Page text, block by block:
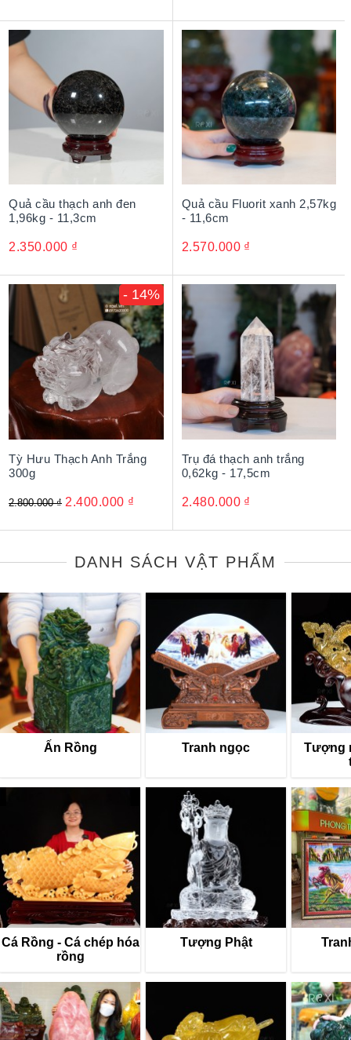
Quả cầu thạch anh đen
1,96kg - 11,3cm
2.350.000 ₫
Quả cầu Fluorit xanh 2,57kg
- 11,6cm
2.570.000 ₫
- 14%
Tỳ Hưu Thạch Anh Trắng
300g
2.800.000 ₫ 2.400.000 ₫
Trụ đá thạch anh trắng
0,62kg - 17,5cm
2.480.000 ₫
DANH SÁCH VẬT PHẨM
Ấn Rồng Tranh ngọc
Tượng
Cá Rồng - Cá chép hóa
rồng
Tượng Phật